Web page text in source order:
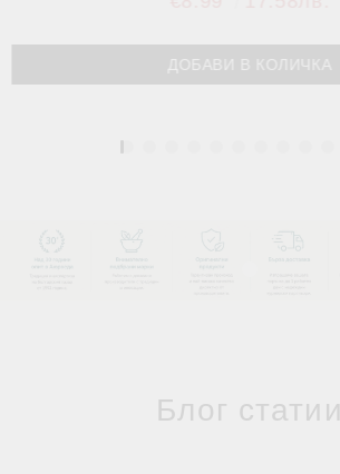
Блог статии